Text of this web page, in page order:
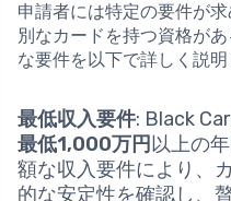
申請者には特定の要件が
別なカードを持つ資格が
な要件を以下で詳しく説明
最低収入要件: Black
最低1,000万円以上の
額な収入要件により、
的な安定性を確認し、